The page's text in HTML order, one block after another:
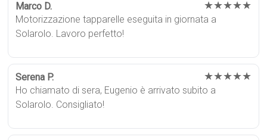
Marco D. ★★★★★
Motorizzazione tapparelle eseguita in giornata a
Solarolo. Lavoro perfetto!
Serena P. ★★★★★
Ho chiamato di sera, Eugenio è arrivato subito a
Solarolo. Consigliato!